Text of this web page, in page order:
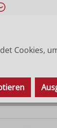
Cookies,